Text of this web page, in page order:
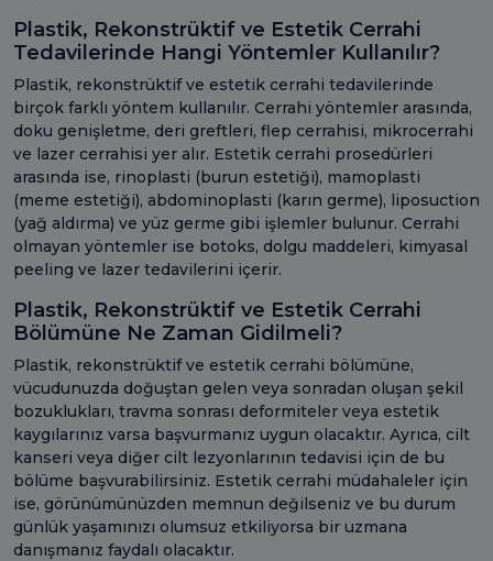
Plastik, Rekonstrüktif ve Estetik Cerrahi
Tedavilerinde Hangi Yöntemler Kullanılır?
Plastik, rekonstrüktif ve estetik cerrahi tedavilerinde
birçok farklı yöntem kullanılır. Cerrahi yöntemler arasında,
doku genişletme, deri greftleri, flep cerrahisi, mikrocerrahi
ve lazer cerrahisi yer alır. Estetik cerrahi prosedürleri
arasında ise, rinoplasti (burun estetiği), mamoplasti
(meme estetiği), abdominoplasti (karın germe), liposuction
(yağ aldırma) ve yüz germe gibi işlemler bulunur. Cerrahi
olmayan yöntemler ise botoks, dolgu maddeleri, kimyasal
peeling ve lazer tedavilerini içerir.
Plastik, Rekonstrüktif ve Estetik Cerrahi
Bölümüne Ne Zaman Gidilmeli?
Plastik, rekonstrüktif ve estetik cerrahi bölümüne,
vücudunuzda doğuştan gelen veya sonradan oluşan şekil
bozuklukları, travma sonrası deformiteler veya estetik
kaygılarınız varsa başvurmanız uygun olacaktır. Ayrıca, cilt
kanseri veya diğer cilt lezyonlarının tedavisi için de bu
bölüme başvurabilirsiniz. Estetik cerrahi müdahaleler için
ise, görünümünüzden memnun değilseniz ve bu durum
günlük yaşamınızı olumsuz etkiliyorsa bir uzmana
danışmanız faydalı olacaktır.